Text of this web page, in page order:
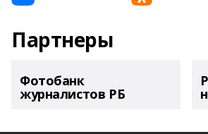
Партнеры
Фотобанк
журналистов РБ